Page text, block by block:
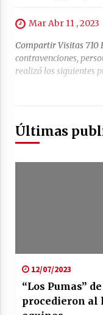
Mar Abr 11 , 2023
Compartir Visitas 710
contravenciones,
realizó los siguientes
Últimas
12/07/2023
“Los Pumas”
procedieron al